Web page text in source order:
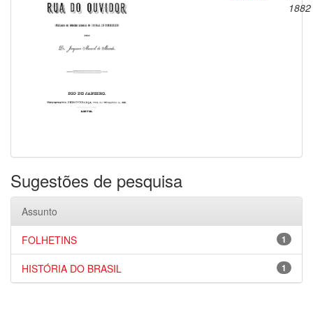
1882
Sugestões de pesquisa
Assunto
1
FOLHETINS
1
HISTÓRIA DO BRASIL